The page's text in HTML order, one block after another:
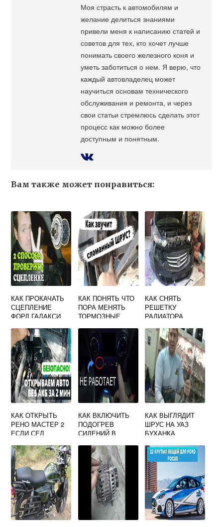
Моя страсть к автомобилям и
желание делиться знаниями
привели меня к написанию статей и
советов для тех, кто хочет лучше
понимать своего железного коня и
уметь заботиться о нем. Я верю, что
каждый автовладелец может
научиться основам технического
обслуживания и ремонта, и через
свои статьи стремлюсь сделать этот
процесс как можно более
доступным и понятным.
Вам также может понравиться:
КАК ПРОКАЧАТЬ
СЦЕПЛЕНИЕ
ФОРД ГАЛАКСИ
КАК ПОНЯТЬ ЧТО
ПОРА МЕНЯТЬ
ТОРМОЗНЫЕ
ФОКУС 2
КАК СНЯТЬ
РЕШЕТКУ
РАДИАТОРА
КАК ОТКРЫТЬ
РЕНО МАСТЕР 2
ЕСЛИ СЕЛ
КАК ВКЛЮЧИТЬ
ПОДОГРЕВ
СИДЕНИЙ В
СОЛЯРИС
КАК ВЫГЛЯДИТ
ШРУС НА УАЗ
БУХАНКА